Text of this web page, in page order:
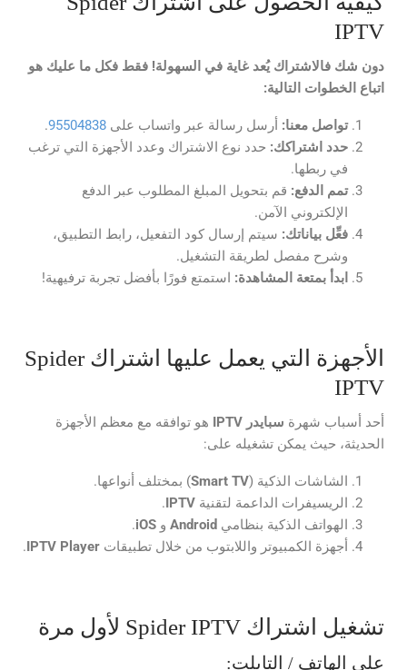
IPTV
دون شك فالاشتراك يُعد غاية في السهولة! فقط فكل ما عليك هو
اتباع الخطوات التالية:
تواصل معنا: أرسل رسالة عبر واتساب على 95504838
.
حدد اشتراكك: حدد نوع الاشتراك وعدد الأجهزة التي ترغب
في ربطها.
تمم الدفع: قم بتحويل المبلغ المطلوب عبر الدفع
الإلكتروني الآمن.
فعِّل بياناتك: سيتم إرسال كود التفعيل، رابط التطبيق،
وشرح مفصل لطريقة التشغيل.
ابدأ بمتعة المشاهدة: استمتع فورًا بأفضل تجربة ترفيهية!
الأجهزة التي يعمل عليها اشتراك Spider
IPTV
أحد أسباب شهرة سبايدر IPTV هو توافقه مع معظم الأجهزة
الحديثة، حيث يمكن تشغيله على:
الشاشات الذكية (Smart TV) بمختلف أنواعها.
الريسيفرات الداعمة لتقنية IPTV
.
الهواتف الذكية بنظامي Android و iOS
.
أجهزة الكمبيوتر واللابتوب من خلال تطبيقات IPTV Player
.
تشغيل اشتراك Spider IPTV لأول مرة
على الهاتف / التابلت: